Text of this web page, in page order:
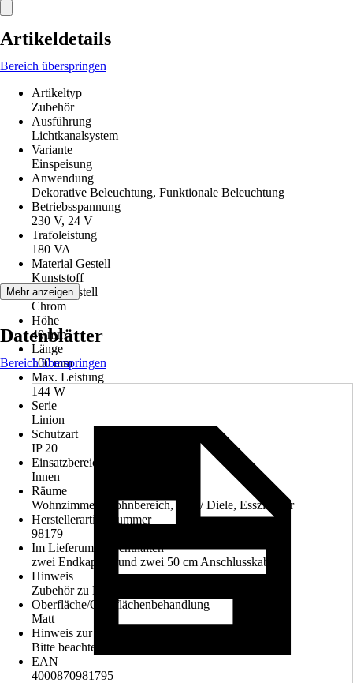
Artikeldetails
Bereich überspringen
Artikeltyp
Zubehör
Ausführung
Lichtkanalsystem
Variante
Einspeisung
Anwendung
Dekorative Beleuchtung, Funktionale Beleuchtung
Betriebsspannung
230 V, 24 V
Trafoleistung
180 VA
Material Gestell
Kunststoff
Farbe Gestell
Chrom
Höhe
40 mm
Länge
100 mm
Max. Leistung
144 W
Serie
Linion
Schutzart
IP 20
Einsatzbereich
Innen
Räume
Wohnzimmer, Wohnbereich, Flur / Diele, Esszimmer
Herstellerartikelnummer
98179
Im Lieferumfang enthalten
zwei Endkappen und zwei 50 cm Anschlusskabel
Hinweis
Zubehör zu Linion Lichtkanalsystem
Oberfläche/Oberflächenbehandlung
Matt
Hinweis zur Entsorgung
Bitte beachte die Hinweise zur Entsorgung
EAN
4000870981795
Mehr anzeigen
Datenblätter
Bereich überspringen